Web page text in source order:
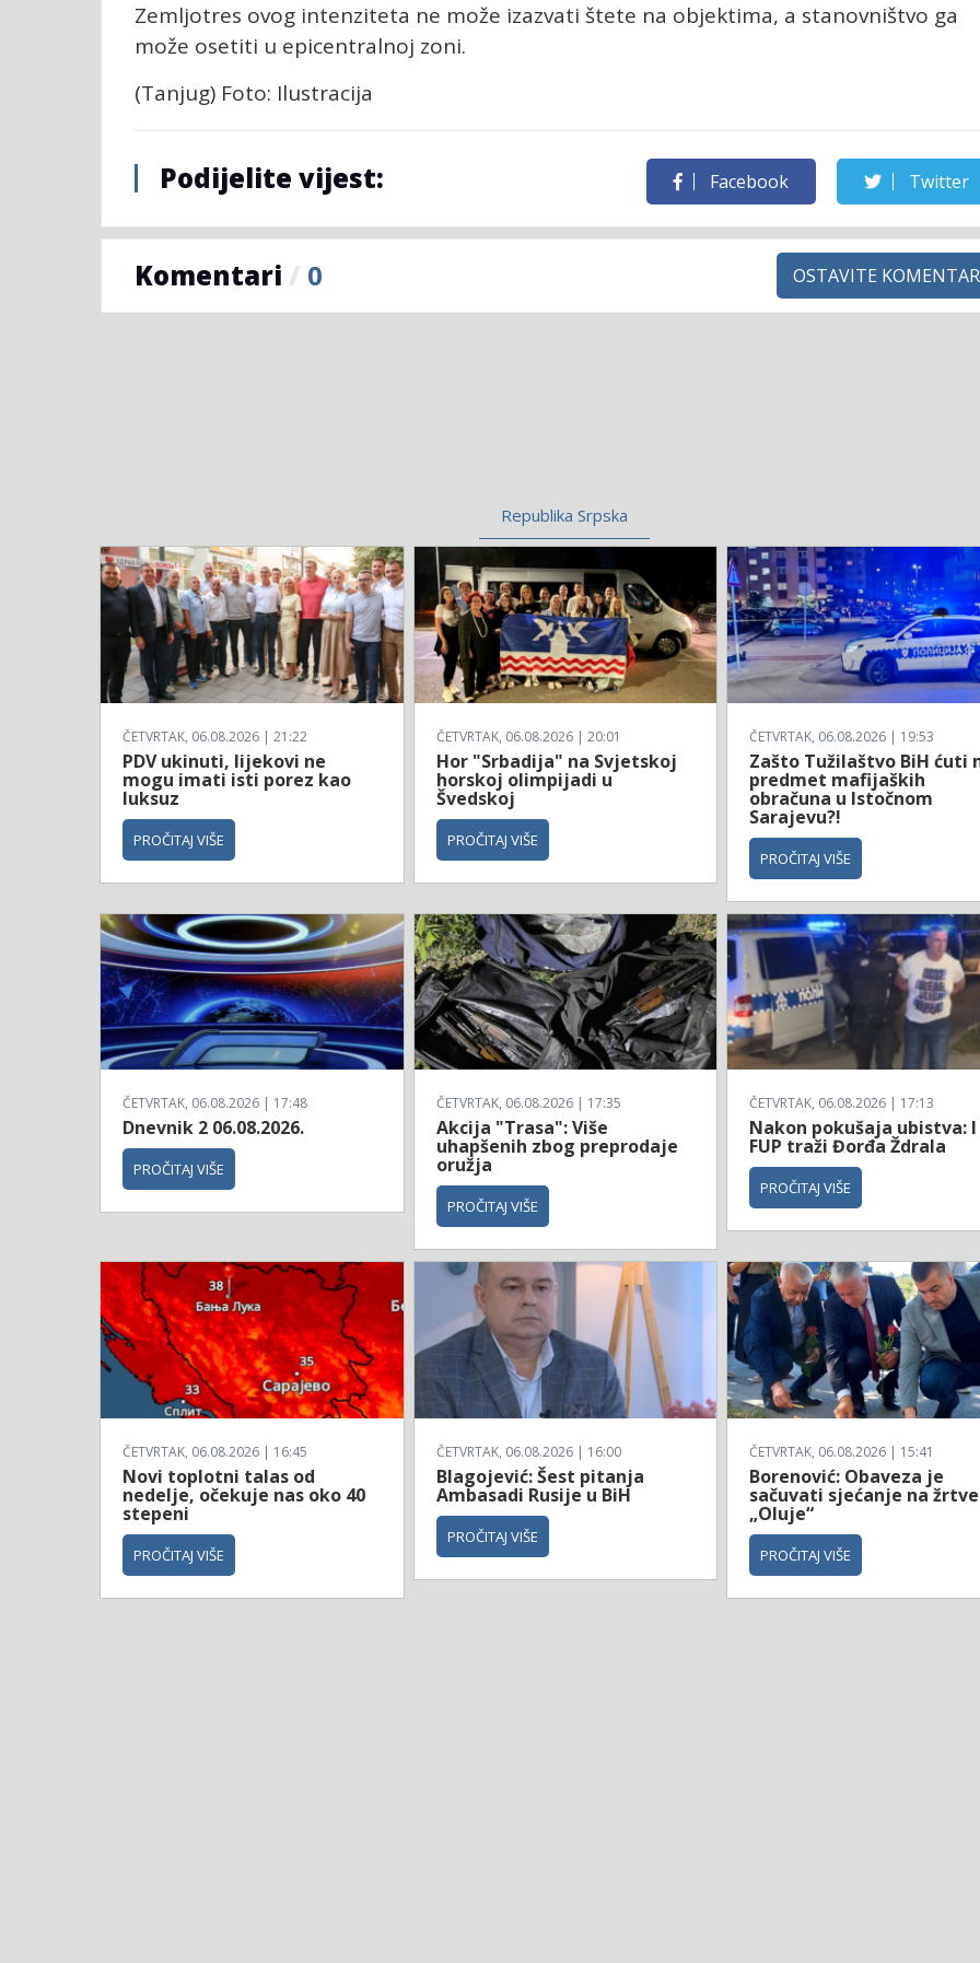
Zemljotres ovog intenziteta ne može izazvati štete na objektima, a stanovništvo ga
može osetiti u epicentralnoj zoni.
(Tanjug) Foto: Ilustracija
Podijelite vijest: Facebook Twitter
Komentari / 0 OSTAVITE KOMENTAR
Republika Srpska
ČETVRTAK, 06.08.2026 | 21:22
PDV ukinuti, lijekovi ne
mogu imati isti porez kao
luksuz
PROČITAJ VIŠE
ČETVRTAK, 06.08.2026 | 20:01
Hor "Srbadija" na Svjetskoj
horskoj olimpijadi u
Švedskoj
PROČITAJ VIŠE
ČETVRTAK, 06.08.2026 | 19:53
Zašto Tužilaštvo BiH ćuti
predmet mafijaških
obračuna u Istočnom
Sarajevu?!
PROČITAJ VIŠE
ČETVRTAK, 06.08.2026 | 17:48
Dnevnik 2 06.08.2026.
PROČITAJ VIŠE
ČETVRTAK, 06.08.2026 | 17:35
Akcija "Trasa": Više
uhapšenih zbog preprodaje
oružja
PROČITAJ VIŠE
ČETVRTAK, 06.08.2026 | 17:13
Nakon pokušaja ubistva: I
FUP traži Đorđa Ždrala
PROČITAJ VIŠE
ČETVRTAK, 06.08.2026 | 16:45
Novi toplotni talas od
nedelje, očekuje nas oko 40
stepeni
PROČITAJ VIŠE
ČETVRTAK, 06.08.2026 | 16:00
Blagojević: Šest pitanja
Ambasadi Rusije u BiH
PROČITAJ VIŠE
ČETVRTAK, 06.08.2026 | 15:41
Borenović: Obaveza je
sačuvati sjećanje na žrtve
„Oluje“
PROČITAJ VIŠE